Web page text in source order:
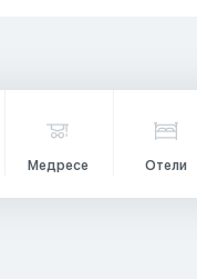
Медресе Отели